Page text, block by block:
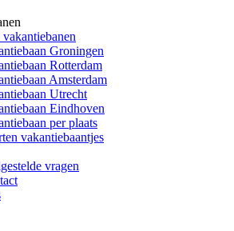
Groningen
Rotterdam
Amsterdam
Utrecht
Eindhoven
per plaats
vakantiebaantjes
vragen